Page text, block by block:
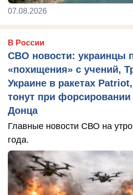
07.08.2026
В России
СВО новости: украинцы
«похищения» с учений,
Украине в ракетах
тонут при форсировании
Донца
Главные новости СВО на утро
года.